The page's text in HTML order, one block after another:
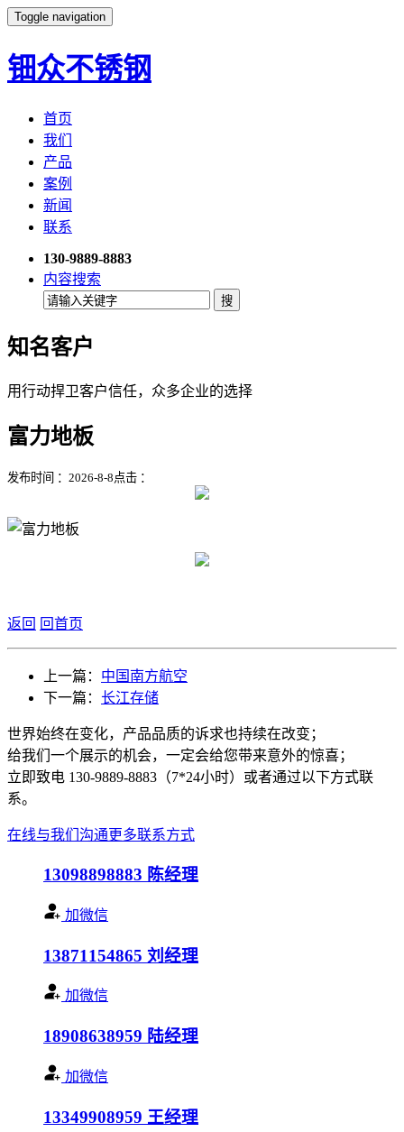
Toggle navigation
钿众不锈钢
首页
我们
产品
案例
新闻
联系
130-9889-8883
内容搜索
知名客户
用行动捍卫客户信任，众多企业的选择
富力地板
发布时间 ：2026-8-8 点击 ：
返回 回首页
上一篇： 中国南方航空
下一篇： 长江存储
世界始终在变化，产品品质的诉求也持续在改变；
给我们一个展示的机会，一定会给您带来意外的惊喜；
立即致电 130-9889-8883（7*24小时）或者通过以下方式联
系。
在线与我们沟通更多联系方式
13098898883 陈经理
加微信
13871154865 刘经理
加微信
18908638959 陆经理
加微信
13349908959 王经理